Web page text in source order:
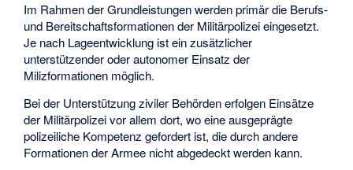
Im Rahmen der Grundleistungen werden primär die Berufs-
und Bereitschaftsformationen der Militärpolizei eingesetzt.
Je nach Lageentwicklung ist ein zusätzlicher
unterstützender oder autonomer Einsatz der
Milizformationen möglich.
Bei der Unterstützung ziviler Behörden erfolgen Einsätze
der Militärpolizei vor allem dort, wo eine ausgeprägte
polizeiliche Kompetenz gefordert ist, die durch andere
Formationen der Armee nicht abgedeckt werden kann.